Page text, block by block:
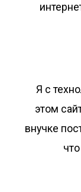
Я с
этом
внучке